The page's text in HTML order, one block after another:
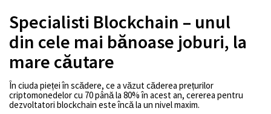
Specialisti Blockchain – unul
din cele mai bănoase joburi, la
mare căutare
În ciuda pieței în scădere, ce a văzut căderea prețurilor
criptomonedelor cu 70 până la 80% în acest an, cererea pentru
dezvoltatori blockchain este încă la un nivel maxim.